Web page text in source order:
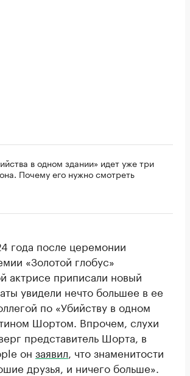
в одном здании» идет уже три
Почему его нужно смотреть
года после церемонии
«Золотой глобус»
актрисе приписали новый
увидели нечто большее в ее
по «Убийству в одном
Шортом. Впрочем, слухи
представитель Шорта, в
он заявил , что знаменитости
друзья, и ничего больше».